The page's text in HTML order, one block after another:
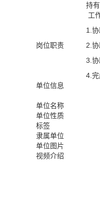
持
岗位职责
工
1.
2.
3.协
4.完
单位信息
单位名称
单位性质
标签
隶属单位
单位图片
视频介绍